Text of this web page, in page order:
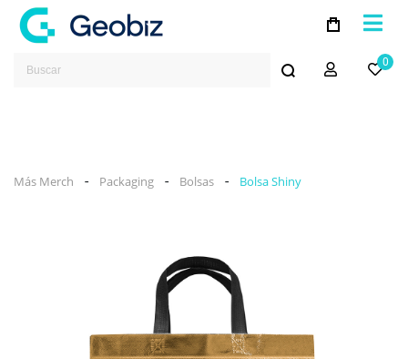
0
Más Merch - Packaging - Bolsas - Bolsa Shiny